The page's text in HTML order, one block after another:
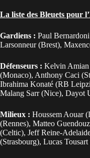
La liste des Bleuets pour
Gardiens : Paul
Larsonneur (Brest),
Défenseurs : Kelvin Amian
(Monaco), Anthony Caci
Ibrahima Konaté (RB
Malang Sarr (Nice), Dayot
Milieux : Houssem Aouar
(Rennes), Matteo
(Celtic), Jeff Reine-
(Strasbourg), Lucas